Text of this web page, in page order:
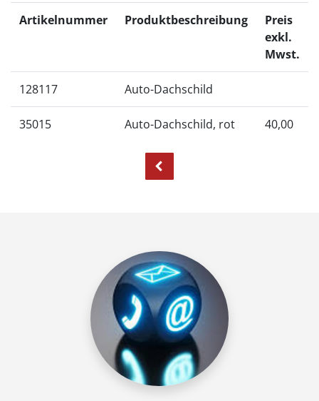
Artikelnummer Produktbeschreibung
Preis
exkl.
Mwst.
128117 Auto-Dachschild
35015 Auto-Dachschild, rot 40,00